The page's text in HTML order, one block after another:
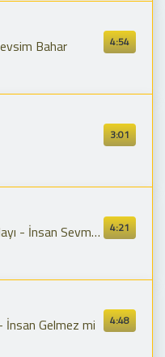
4:54
Bahar
3:01
4:21
Mi? (Official Video)
4:48
İnsan Gelmez mi